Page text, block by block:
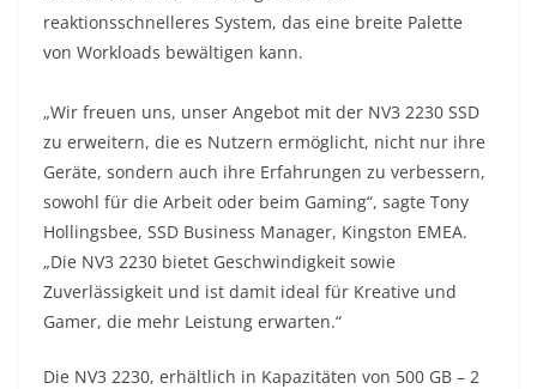
reaktionsschnelleres System, das eine breite Palette
von Workloads bewältigen kann.
„Wir freuen uns, unser Angebot mit der NV3 2230 SSD
zu erweitern, die es Nutzern ermöglicht, nicht nur ihre
Geräte, sondern auch ihre Erfahrungen zu verbessern,
sowohl für die Arbeit oder beim Gaming“, sagte Tony
Hollingsbee, SSD Business Manager, Kingston EMEA.
„Die NV3 2230 bietet Geschwindigkeit sowie
Zuverlässigkeit und ist damit ideal für Kreative und
Gamer, die mehr Leistung erwarten.“
Die NV3 2230, erhältlich in Kapazitäten von 500 GB – 2